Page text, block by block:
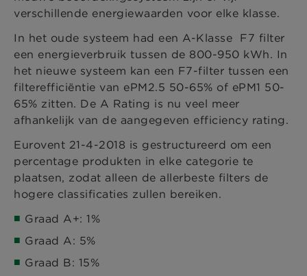
verschillende energiewaarden voor elke klasse.
In het oude systeem had een A-Klasse F7 filter
een energieverbruik tussen de 800-950 kWh. In
het nieuwe systeem kan een F7-filter tussen een
filterefficiëntie van ePM2.5 50-65% of ePM1 50-
65% zitten. De A Rating is nu veel meer
afhankelijk van de aangegeven efficiency rating.
Eurovent 21-4-2018 is gestructureerd om een
percentage produkten in elke categorie te
plaatsen, zodat alleen de allerbeste filters de
hogere classificaties zullen bereiken.
Graad A+: 1%
Graad A: 5%
Graad B: 15%